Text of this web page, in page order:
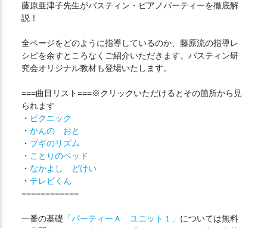
藤原亜津子先生がバスティン・ピアノパーティーを徹底解
説！
全ページをどのように指導しているのか、藤原流の指導レ
シピを余すところなくご紹介いただきます。バスティン研
究会オリジナル教材も登場いたします。
===曲目リスト===※クリックいただけるとその箇所から見
られます
・ ピクニック
・ かんの おと
・ ブギのリズム
・ ことりのベッド
・ なかよし どけい
・ テレビくん
============
一番の基礎 「パーティーＡ ユニット１」 については無料